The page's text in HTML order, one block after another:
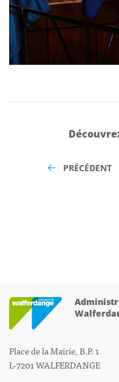
PRÉCÉDENT
Place de la Mairie, B.P. 1
L-7201 WALFERDANGE